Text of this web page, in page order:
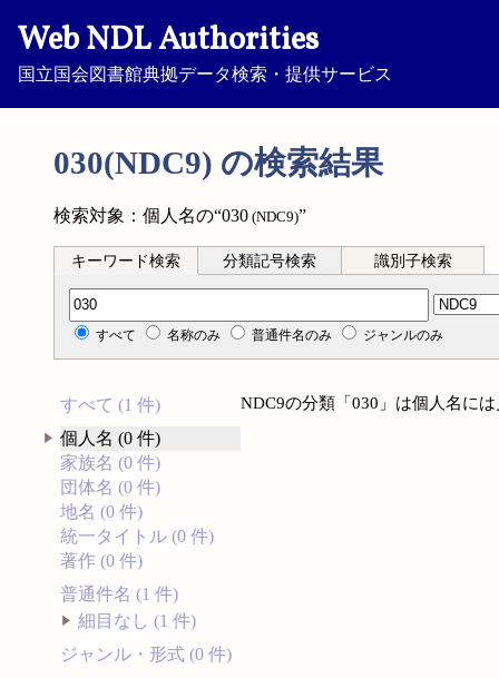
Web NDL Authorities
国立国会図書館典拠データ検索・提供サービス
030(NDC9) の検索結果
検索対象：個人名の“030 (NDC9)”
キーワード検索 分類記号検索 識別子検索
分類記号検索
すべて 名称のみ 普通件名のみ ジャンルのみ
すべて (1 件)
個人名 (0 件)
家族名 (0 件)
団体名 (0 件)
地名 (0 件)
統一タイトル (0 件)
著作 (0 件)
普通件名 (1 件)
細目なし (1 件)
ジャンル・形式 (0 件)
NDC9の分類「030」は個人名に